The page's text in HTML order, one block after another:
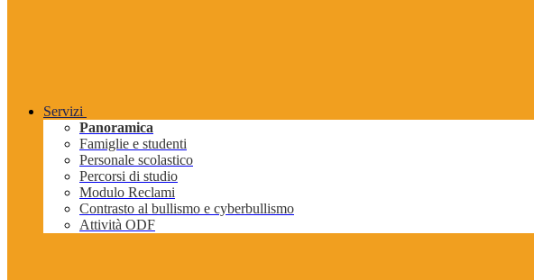
Servizi
Panoramica
Famiglie e studenti
Personale scolastico
Percorsi di studio
Modulo Reclami
Contrasto al bullismo e cyberbullismo
Attività ODF